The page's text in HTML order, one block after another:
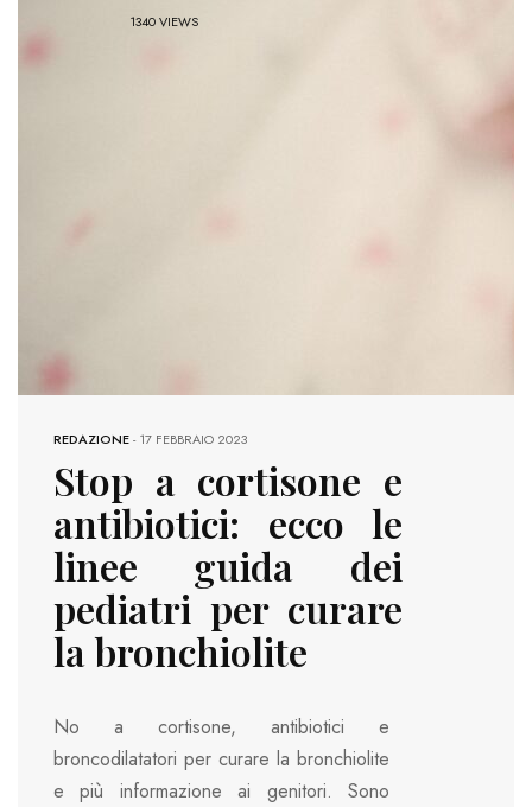
1340 VIEWS
REDAZIONE-17 FEBBRAIO 2023
Stop a cortisone e
antibiotici: ecco le
linee guida dei
pediatri per curare
la bronchiolite
No a cortisone, antibiotici e
broncodilatatori per curare la bronchiolite
e più informazione ai genitori. Sono